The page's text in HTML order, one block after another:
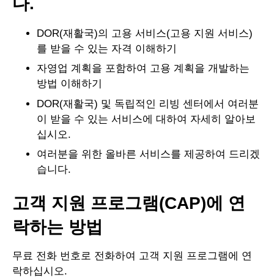
DOR(재활국)의 고용 서비스(고용 지원 서비스)
를 받을 수 있는 자격 이해하기
자영업 계획을 포함하여 고용 계획을 개발하는
방법 이해하기
DOR(재활국) 및 독립적인 리빙 센터에서 여러분
이 받을 수 있는 서비스에 대하여 자세히 알아보
십시오.
여러분을 위한 올바른 서비스를 제공하여 드리겠
습니다.
고객 지원 프로그램(CAP)에 연
락하는 방법
무료 전화 번호로 전화하여 고객 지원 프로그램에 연
락하십시오.